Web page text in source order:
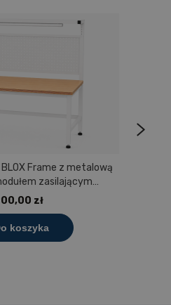
Frame z metalową
zasilającym
mm, rozmiar 4-6, blat
zł
koszyka